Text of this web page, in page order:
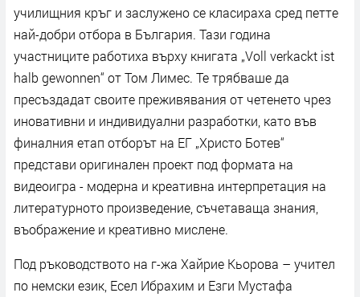
училищния кръг и заслужено се класираха сред петте
най-добри отбора в България. Тази година
участниците работиха върху книгата „Voll verkackt ist
halb gewonnen“ от Том Лимес. Те трябваше да
пресъздадат своите преживявания от четенето чрез
иновативни и индивидуални разработки, като във
финалния етап отборът на ЕГ „Христо Ботев“
представи оригинален проект под формата на
видеоигра - модерна и креативна интерпретация на
литературното произведение, съчетаваща знания,
въображение и креативно мислене.
Под ръководството на г-жа Хайрие Кьорова – учител
по немски език, Есел Ибрахим и Езги Мустафа